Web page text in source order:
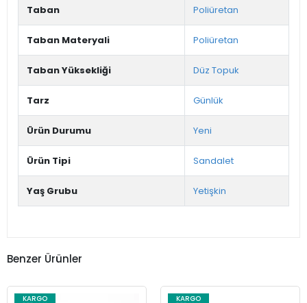
Taban Poliüretan
Taban Materyali Poliüretan
Taban Yüksekliği Düz Topuk
Tarz Günlük
Ürün Durumu Yeni
Ürün Tipi Sandalet
Yaş Grubu Yetişkin
Benzer Ürünler
KARGO KARGO